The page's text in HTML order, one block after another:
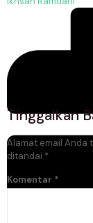
Tinggalkan
Alamat email Anda
ditandai *
Komentar *